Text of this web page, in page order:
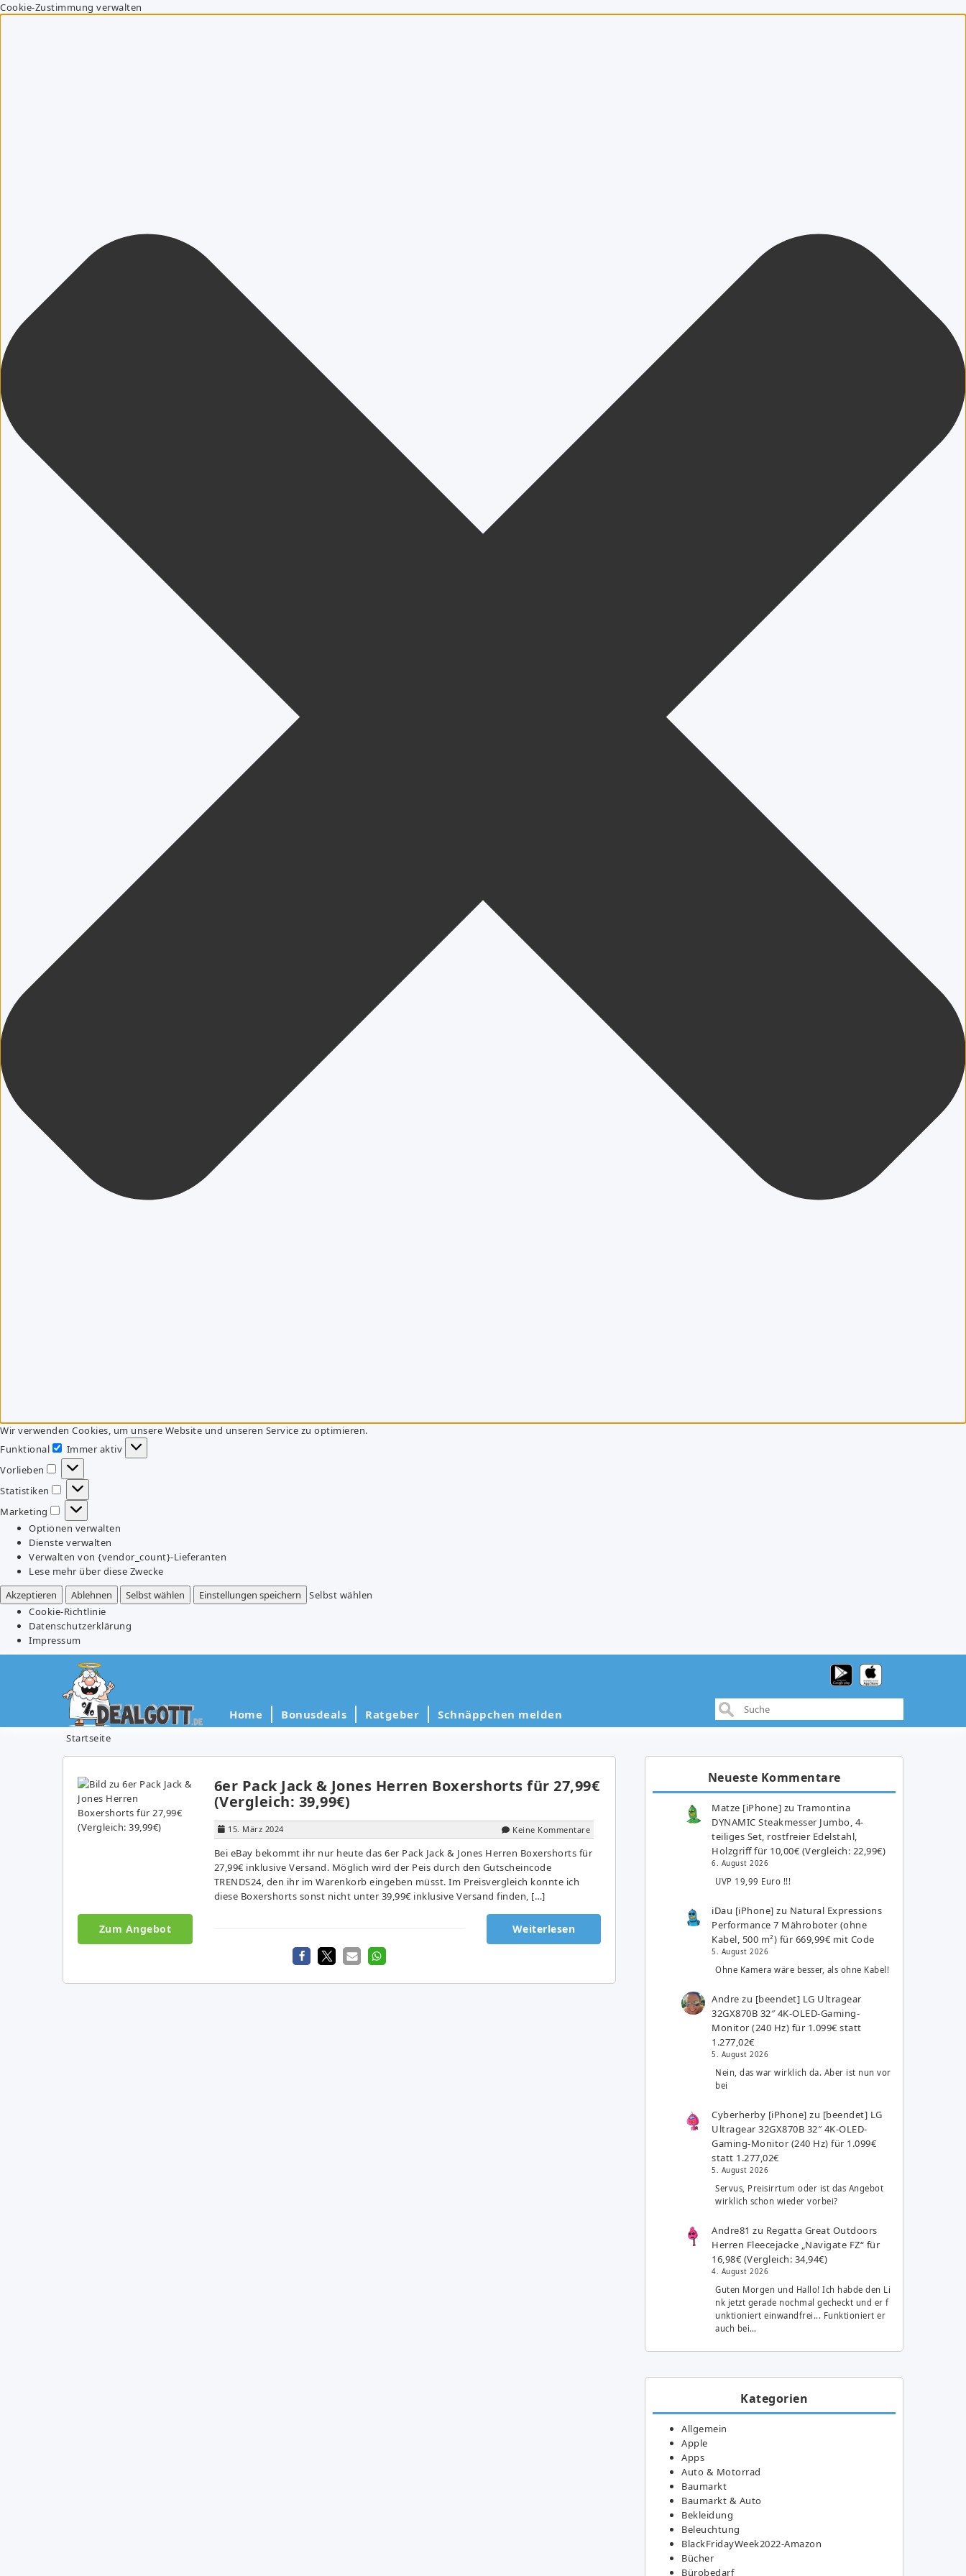
Cookie-Zustimmung verwalten
Wir verwenden Cookies, um unsere Website und unseren Service zu optimieren.
Funktional
Funktional
Immer aktiv
Vorlieben
Vorlieben
Statistiken
Statistiken
Marketing
Marketing
Optionen verwalten
Dienste verwalten
Verwalten von {vendor_count}-Lieferanten
Lese mehr über diese Zwecke
Akzeptieren
Ablehnen Selbst wählen Einstellungen speichern
Selbst wählen
Cookie-Richtlinie
Datenschutzerklärung
Impressum
Home Bonusdeals Ratgeber Schnäppchen melden
Startseite
6er Pack Jack & Jones Herren Boxershorts für 27,99€
(Vergleich: 39,99€)
15. März 2024 Keine Kommentare
Bei eBay bekommt ihr nur heute das 6er Pack Jack & Jones Herren Boxershorts für
27,99€ inklusive Versand. Möglich wird der Peis durch den Gutscheincode
TRENDS24, den ihr im Warenkorb eingeben müsst. Im Preisvergleich konnte ich
diese Boxershorts sonst nicht unter 39,99€ inklusive Versand finden, […]
Zum Angebot Weiterlesen
Neueste Kommentare
Matze [iPhone] zuTramontina
DYNAMIC Steakmesser Jumbo, 4-
teiliges Set, rostfreier Edelstahl,
Holzgriff für 10,00€ (Vergleich: 22,99€)
6. August 2026
UVP 19,99 Euro !!!
iDau [iPhone] zu Natural Expressions
Performance 7 Mähroboter (ohne
Kabel, 500 m²) für 669,99€ mit Code
5. August 2026
Ohne Kamera wäre besser, als ohne Kabel!
Andre zu [beendet] LG Ultragear
32GX870B 32″ 4K-OLED-Gaming-
Monitor (240 Hz) für 1.099€ statt
1.277,02€
5. August 2026
Nein, das war wirklich da. Aber ist nun vor
bei
Cyberherby [iPhone] zu [beendet] LG
Ultragear 32GX870B 32″ 4K-OLED-
Gaming-Monitor (240 Hz) für 1.099€
statt 1.277,02€
5. August 2026
Servus, Preisirrtum oder ist das Angebot
wirklich schon wieder vorbei?
Andre81 zu Regatta Great Outdoors
Herren Fleecejacke „Navigate FZ“ für
16,98€ (Vergleich: 34,94€)
4. August 2026
Guten Morgen und Hallo! Ich habde den Li
nk jetzt gerade nochmal gecheckt und er f
unktioniert einwandfrei... Funktioniert er
auch bei…
Kategorien
Allgemein
Apple
Apps
Auto & Motorrad
Baumarkt
Baumarkt & Auto
Bekleidung
Beleuchtung
BlackFridayWeek2022-Amazon
Bücher
Bürobedarf